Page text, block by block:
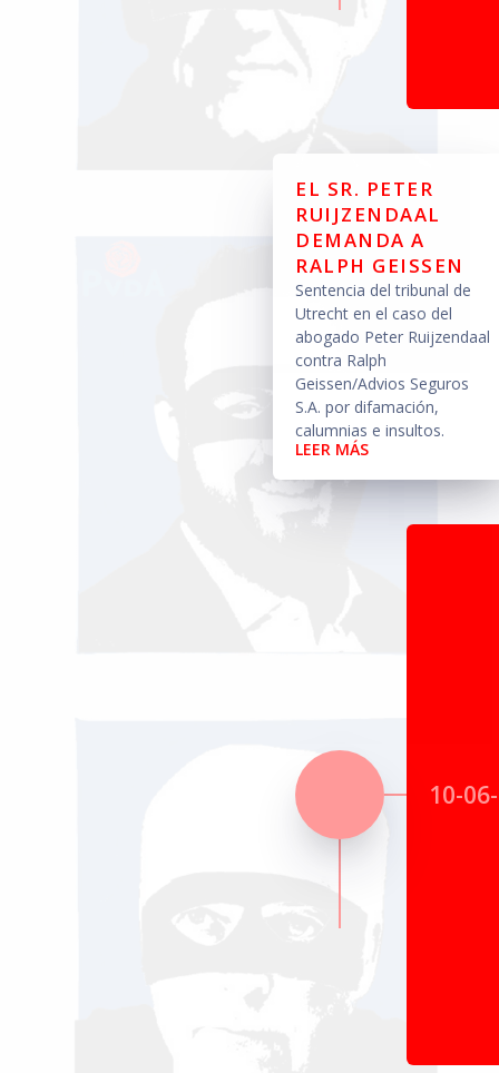
EL SR. PETER
RUIJZENDAAL
DEMANDA A
RALPH GEISSEN
Sentencia del tribunal de
Utrecht en el caso del
abogado Peter Ruijzendaal
contra Ralph
Geissen/Advios Seguros
S.A. por difamación,
calumnias e insultos.
LEER MÁS
10-